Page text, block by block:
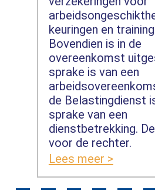
keuringen en
Bovendien is in de
overeenkomst
sprake is van een
de Belastingdienst
sprake van een
dienstbetrekking.
voor de rechter.
Lees meer >